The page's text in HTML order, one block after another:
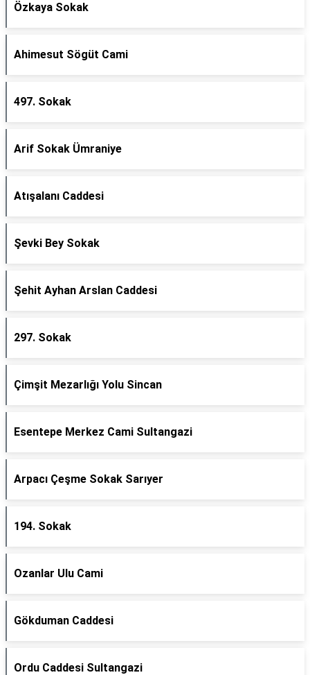
Özkaya Sokak
Ahimesut Sögüt Cami
497. Sokak
Arif Sokak Ümraniye
Atışalanı Caddesi
Şevki Bey Sokak
Şehit Ayhan Arslan Caddesi
297. Sokak
Çimşit Mezarlığı Yolu Sincan
Esentepe Merkez Cami Sultangazi
Arpacı Çeşme Sokak Sarıyer
194. Sokak
Ozanlar Ulu Cami
Gökduman Caddesi
Ordu Caddesi Sultangazi